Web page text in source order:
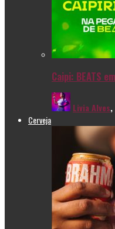
Caipi: BEATS
Livia Alves,
Cerveja